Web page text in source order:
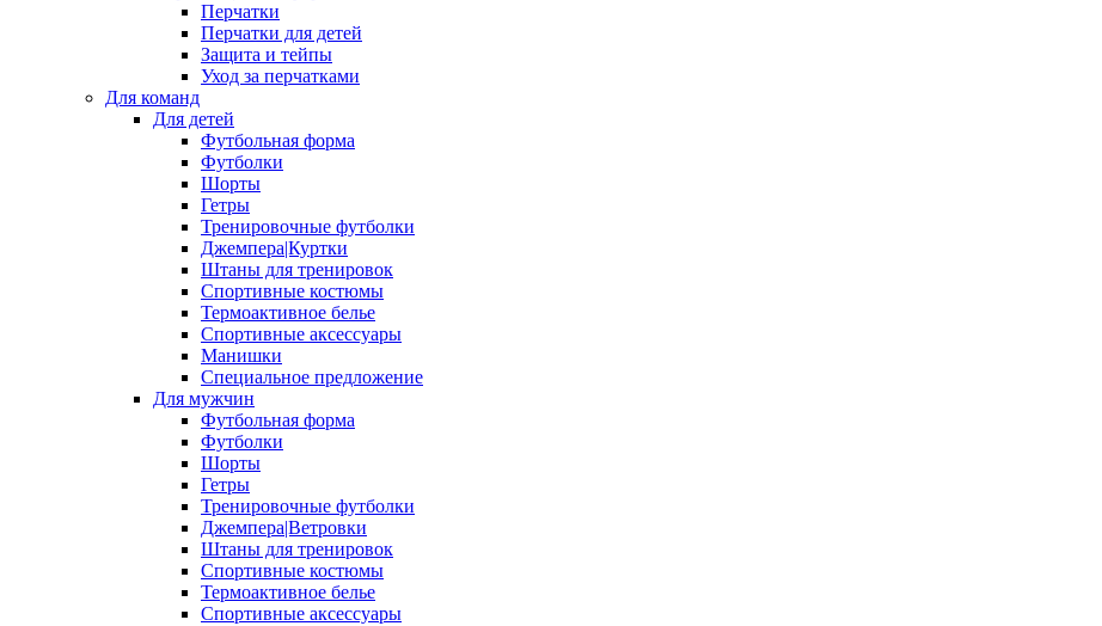
Перчатки
Перчатки для детей
Защита и тейпы
Уход за перчатками
Для команд
Для детей
Футбольная форма
Футболки
Шорты
Гетры
Тренировочные футболки
Джемпера|Куртки
Штаны для тренировок
Спортивные костюмы
Термоактивное белье
Спортивные аксессуары
Манишки
Специальное предложение
Для мужчин
Футбольная форма
Футболки
Шорты
Гетры
Тренировочные футболки
Джемпера|Ветровки
Штаны для тренировок
Спортивные костюмы
Термоактивное белье
Спортивные аксессуары